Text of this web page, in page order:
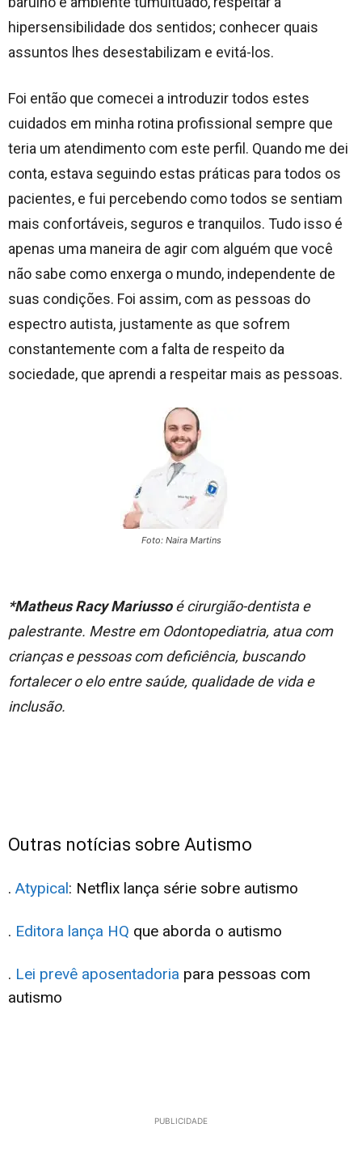
hipersensibilidade dos sentidos; conhecer quais
assuntos lhes desestabilizam e evitá-los.
Foi então que comecei a introduzir todos estes
cuidados em minha rotina profissional sempre que
teria um atendimento com este perfil. Quando me dei
conta, estava seguindo estas práticas para todos os
pacientes, e fui percebendo como todos se sentiam
mais confortáveis, seguros e tranquilos. Tudo isso é
apenas uma maneira de agir com alguém que você
não sabe como enxerga o mundo, independente de
suas condições. Foi assim, com as pessoas do
espectro autista, justamente as que sofrem
constantemente com a falta de respeito da
sociedade, que aprendi a respeitar mais as pessoas.
Foto: Naira Martins
*Matheus Racy Mariussoé cirurgião-dentista e
palestrante. Mestre em Odontopediatria, atua com
crianças e pessoas com deficiência, buscando
fortalecer o elo entre saúde, qualidade de vida e
inclusão.
Outras notícias sobre Autismo
. Atypical: Netflix lança série sobre autismo
. Editora lança HQ que aborda o autismo
. Lei prevê aposentadoria para pessoas com
autismo
PUBLICIDADE